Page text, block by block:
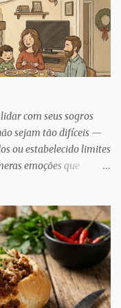
com seus sogros
sejam tão difíceis —
ou estabelecido limites
emoções que
de
Mothers,
ele e o coautor Michael
de 1.500 sogros
embora às vezes
e